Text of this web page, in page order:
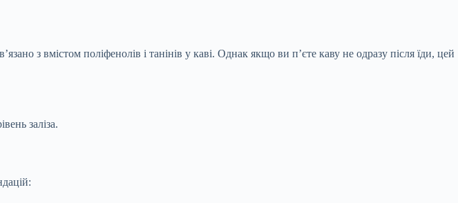
з вмістом поліфенолів і танінів у каві. Однак якщо ви п’єте каву не одразу після їди, цей
заліза.